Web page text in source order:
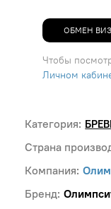
Категория:
Страна
Компания:
Бренд:
ОБМЕН
Чтобы
Личном